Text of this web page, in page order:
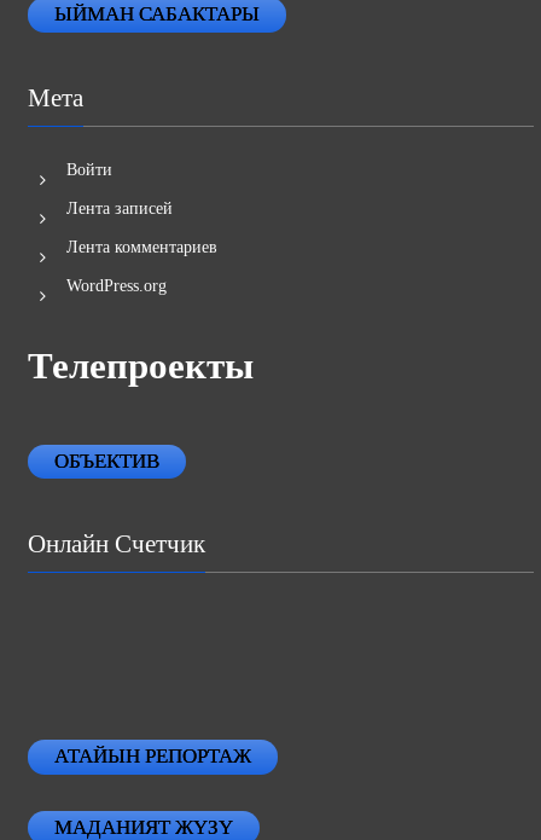
ЫЙМАН САБАКТАРЫ
Мета
Войти
Лента записей
Лента комментариев
WordPress.org
Телепроекты
ОБЪЕКТИВ
Онлайн Счетчик
АТАЙЫН РЕПОРТАЖ
МАДАНИЯТ ЖҮЗҮ